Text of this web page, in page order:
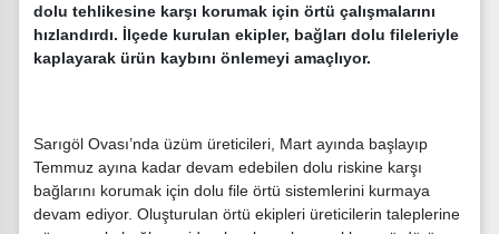
dolu tehlikesine karşı korumak için örtü çalışmalarını
hızlandırdı. İlçede kurulan ekipler, bağları dolu fileleriyle
kaplayarak ürün kaybını önlemeyi amaçlıyor.
Sarıgöl Ovası’nda üzüm üreticileri, Mart ayında başlayıp
Temmuz ayına kadar devam edebilen dolu riskine karşı
bağlarını korumak için dolu file örtü sistemlerini kurmaya
devam ediyor. Oluşturulan örtü ekipleri üreticilerin taleplerine